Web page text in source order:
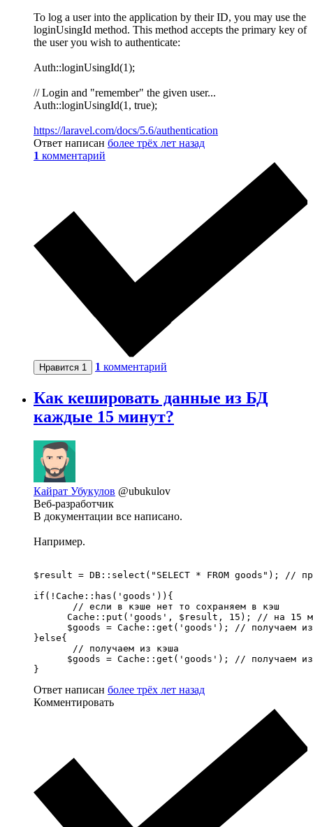
To log a user into the application by their ID, you may use the
loginUsingId method. This method accepts the primary key of
the user you wish to authenticate:
Auth::loginUsingId(1);
// Login and "remember" the given user...
Auth::loginUsingId(1, true);
https://laravel.com/docs/5.6/authentication
Ответ написан более трёх лет назад
1 комментарий
Нравится 1 1 комментарий
Как кешировать данные из БД
каждые 15 минут?
Кайрат Убукулов @ubukulov
Веб-разработчик
В документации все написано.
Например.
$result = DB::select("SELECT * FROM goods"); //
if(!Cache::has('goods')){
       // если в кэше нет то сохраняем в кэш
Cache::put('goods', $result, 15); // на 15
$goods = Cache::get('goods'); // получаем
}else{
       // получаем из кэша
$goods = Cache::get('goods'); // получаем
}
Ответ написан более трёх лет назад
Комментировать